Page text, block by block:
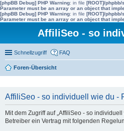
[phpBB Debug] PHP Warning: in file [ROOT]/
Parameter must be an array or an object that
[phpBB Debug] PHP Warning: in file [ROOT]/
Parameter must be an array or an object that
AffiliSeo - so
Schnellzugriff FAQ
Foren-Übersicht
AffiliSeo - so individuell wie du -
Mit dem Zugriff auf „AffiliSeo - so
Betreiber ein Vertrag mit folgenden